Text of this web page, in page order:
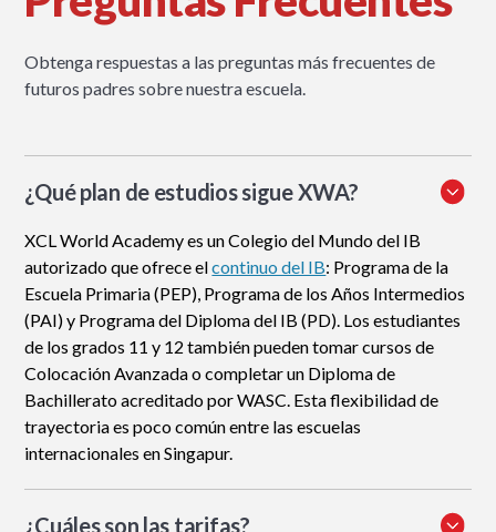
Obtenga respuestas a las preguntas más frecuentes de
futuros padres sobre nuestra escuela.
¿Qué plan de estudios sigue XWA?
XCL World Academy es un Colegio del Mundo del IB
autorizado que ofrece elcontinuo del IB: Programa de la
Escuela Primaria (PEP), Programa de los Años Intermedios
(PAI) y Programa del Diploma del IB (PD). Los estudiantes
de los grados 11 y 12 también pueden tomar cursos de
Colocación Avanzada o completar un Diploma de
Bachillerato acreditado por WASC. Esta flexibilidad de
trayectoria es poco común entre las escuelas
internacionales en Singapur.
¿Cuáles son las tarifas?